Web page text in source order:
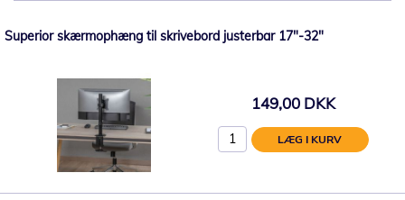
Superior skærmophæng til skrivebord justerbar 17"-32"
149,00 DKK
LÆG I KURV